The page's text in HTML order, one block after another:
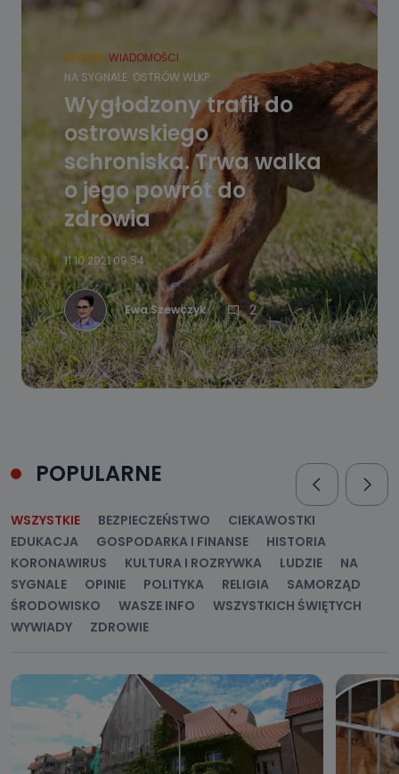
REGION WIADOMOŚCI
NA SYGNALE OSTRÓW WLKP.
Wygłodzony trafił do
ostrowskiego
schroniska. Trwa walka
o jego powrót do
zdrowia
11.10.2021 09:54
Ewa Szewczyk 2
POPULARNE
WSZYSTKIE BEZPIECZEŃSTWO
CIEKAWOSTKI
EDUKACJA
GOSPODARKA I FINANSE
HISTORIA
KORONAWIRUS
KULTURA I ROZRYWKA LUDZIE
NA
SYGNALE
OPINIE POLITYKA RELIGIA
SAMORZĄD
ŚRODOWISKO
WASZE INFO
WSZYSTKICH ŚWIĘTYCH
WYWIADY
ZDROWIE